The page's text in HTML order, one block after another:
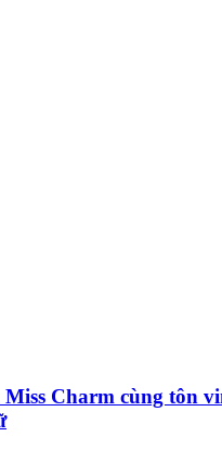
Charm cùng tôn